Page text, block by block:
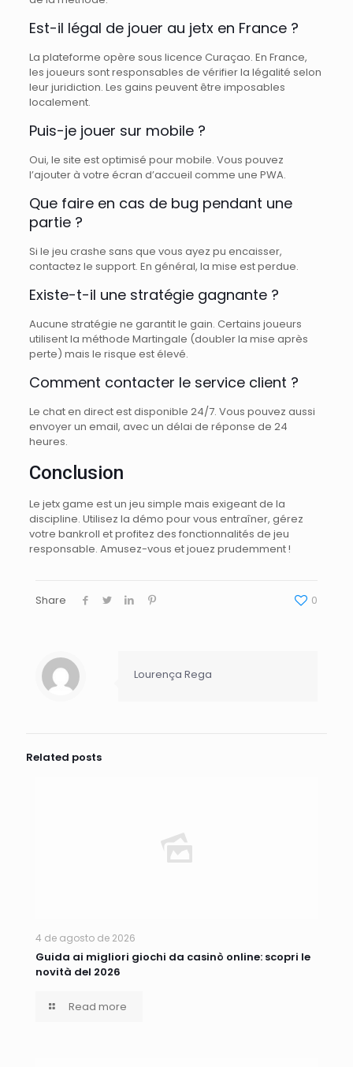
Est-il légal de jouer au jetx en France ?
La plateforme opère sous licence Curaçao. En France,
les joueurs sont responsables de vérifier la légalité selon
leur juridiction. Les gains peuvent être imposables
localement.
Puis-je jouer sur mobile ?
Oui, le site est optimisé pour mobile. Vous pouvez
l’ajouter à votre écran d’accueil comme une PWA.
Que faire en cas de bug pendant une
partie ?
Si le jeu crashe sans que vous ayez pu encaisser,
contactez le support. En général, la mise est perdue.
Existe-t-il une stratégie gagnante ?
Aucune stratégie ne garantit le gain. Certains joueurs
utilisent la méthode Martingale (doubler la mise après
perte) mais le risque est élevé.
Comment contacter le service client ?
Le chat en direct est disponible 24/7. Vous pouvez aussi
envoyer un email, avec un délai de réponse de 24
heures.
Conclusion
Le jetx game est un jeu simple mais exigeant de la
discipline. Utilisez la démo pour vous entraîner, gérez
votre bankroll et profitez des fonctionnalités de jeu
responsable. Amusez-vous et jouez prudemment !
Share 0
Lourença Rega
Related posts
4 de agosto de 2026
Guida ai migliori giochi da casinò online: scopri le
novità del 2026
Read more